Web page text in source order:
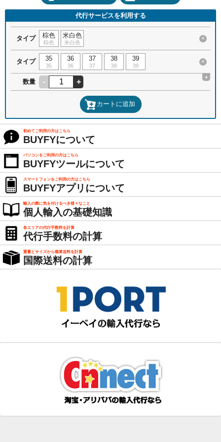
代行サービスを利用する
タイプ 棕色
棕色
米白色
米白色
×
タイプ 35
35
36
36
37
37
38
38
39
39
×
数量 - +
+
カートに追加
初めてご利用の方はこちら
BUYFYについて
パソコンをご利用の方はこちら
BUYFYツールについて
スマートフォンをご利用の方はこちら
BUYFYアプリについて
輸入の際に気を付けるべき様々なこと
個人輸入の基礎知識
各エリアの代行手数料を計算
代行手数料の計算
重量とサイズから概算送料を計算
国際送料の計算